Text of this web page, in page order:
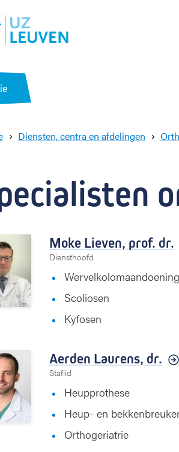
Diensten, centra en afdelingen
Moke Lieven, prof. dr.
Diensthoofd
Scoliosen
Kyfosen
Aerden Laurens, dr.
Staflid
Heupprothese
Heup- en
Orthogeriatrie